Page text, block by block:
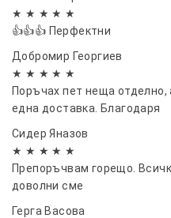
★ ★ ★ ★ ★
👍👍👍 Перфектни
Добромир Георгиев
★ ★ ★ ★ ★
Поръчах пет неща отделно,
една доставка. Благодаря
Сидер Яназов
★ ★ ★ ★ ★
Препоръчвам горещо.
доволни сме
Герга Васовa